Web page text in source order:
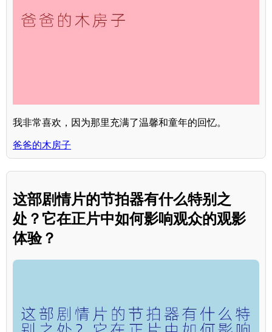
我非常喜欢，因为那里充满了温馨和童年的回忆。
爸爸的木房子
这部剧情片的节拍器有什么特别之
处？它在正片中如何影响观众的观影
体验？